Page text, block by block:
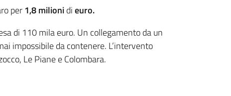
per1,8 milionidieuro.
di 110 mila euro. Un collegamento da un
impossibile da contenere. L’intervento
Le Piane e Colombara.